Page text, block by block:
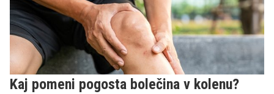
Kaj pomeni pogosta bolečina v kolenu?